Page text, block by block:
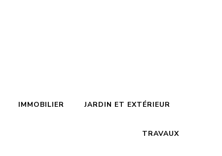
IMMOBILIER JARDIN ET EXTÉRIEUR
TRAVAUX